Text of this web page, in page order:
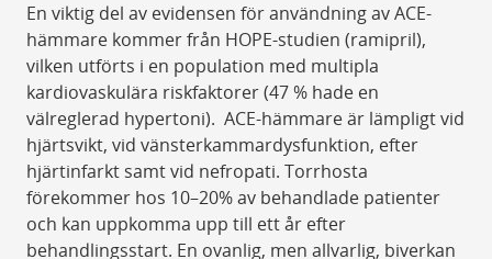
En viktig del av evidensen för användning av ACE-
hämmare kommer från HOPE-studien (ramipril),
vilken utförts i en population med multipla
kardiovaskulära riskfaktorer (47 % hade en
välreglerad hypertoni). ACE-hämmare är lämpligt vid
hjärtsvikt, vid vänsterkammardysfunktion, efter
hjärtinfarkt samt vid nefropati. Torrhosta
förekommer hos 10–20% av behandlade patienter
och kan uppkomma upp till ett år efter
behandlingsstart. En ovanlig, men allvarlig, biverkan